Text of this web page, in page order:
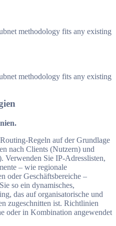
methodology fits any existing
methodology fits any existing
Regeln auf der Grundlage
nach Clients (Nutzern) und
Verwenden Sie IP-Adresslisten,
– wie regionale
oder Geschäftsbereiche –
so ein dynamisches,
das auf organisatorische und
zugeschnitten ist. Richtlinien
oder in Kombination angewendet